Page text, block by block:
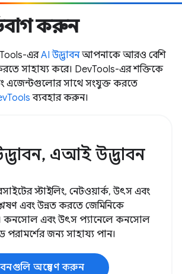
করুন
এরAI উদ্ভাবনআপনাকে আরও বেশি
সাহায্য করে। DevTools-এর শক্তিকে
এজেন্টগুলোর সাথে সংযুক্ত করতে
ব্যবহার করুন।
এআই উদ্ভাবন
স্টাইলিং, নেটওয়ার্ক, উৎস এবং
এবং উন্নত করতে জেমিনিকে
কনসোল এবং উৎস প্যানেলে কনসোল
জন্য সাহায্য পান।
অন্বেষণ করুন